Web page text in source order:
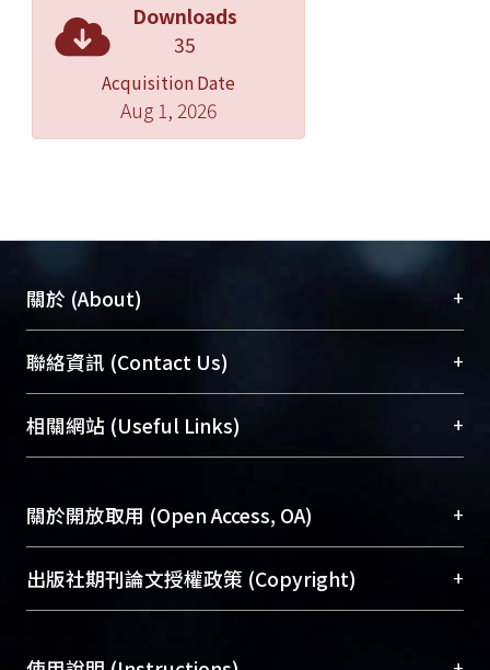
Downloads
35
Acquisition Date
Aug 1, 2026
關於 (About) +
臺大位居世界頂尖大學之列，為永久珍藏及向國際
展現本校豐碩的研究成果及學術能量，圖書館整合
機構典藏（NTUR）與學術庫（AH）不同功能平
台，成為臺大學術典藏NTU scholars。期能整合研
成果。
To permanently archive and promote researcher
profiles and scholarly works, Library integrates the
services of “NTU Repository” with “Academic
聯絡資訊 (Contact Us) +
總館學科館員(Main Library)
醫學圖書館學科館員(Medical Library)
Sciences Library)
相關網站 (Useful Links) +
關於開放取用 (Open Access, OA) +
開放取用是從使用者角度提升資訊取用性的社會運
動，應用在學術研究上是透過將研究著作公開供使
用逐年攀升。同時可加速研究發展、提升研究影響
出版社期刊論文授權政策 (Copyright) +